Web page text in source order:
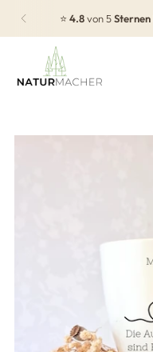
⭐ 4.8von 5Sternen